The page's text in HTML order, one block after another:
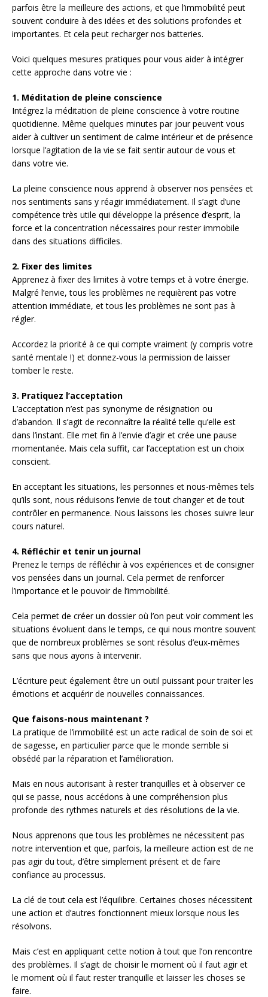
parfois être la meilleure des actions, et que l’immobilité peut
souvent conduire à des idées et des solutions profondes et
importantes. Et cela peut recharger nos batteries.
Voici quelques mesures pratiques pour vous aider à intégrer
cette approche dans votre vie :
1. Méditation de pleine conscience
Intégrez la méditation de pleine conscience à votre routine
quotidienne. Même quelques minutes par jour peuvent vous
aider à cultiver un sentiment de calme intérieur et de présence
lorsque l’agitation de la vie se fait sentir autour de vous et
dans votre vie.
La pleine conscience nous apprend à observer nos pensées et
nos sentiments sans y réagir immédiatement. Il s’agit d’une
compétence très utile qui développe la présence d’esprit, la
force et la concentration nécessaires pour rester immobile
dans des situations difficiles.
2. Fixer des limites
Apprenez à fixer des limites à votre temps et à votre énergie.
Malgré l’envie, tous les problèmes ne requièrent pas votre
attention immédiate, et tous les problèmes ne sont pas à
régler.
Accordez la priorité à ce qui compte vraiment (y compris votre
santé mentale !) et donnez-vous la permission de laisser
tomber le reste.
3. Pratiquez l’acceptation
L’acceptation n’est pas synonyme de résignation ou
d’abandon. Il s’agit de reconnaître la réalité telle qu’elle est
dans l’instant. Elle met fin à l’envie d’agir et crée une pause
momentanée. Mais cela suffit, car l’acceptation est un choix
conscient.
En acceptant les situations, les personnes et nous-mêmes tels
qu’ils sont, nous réduisons l’envie de tout changer et de tout
contrôler en permanence. Nous laissons les choses suivre leur
cours naturel.
4. Réfléchir et tenir un journal
Prenez le temps de réfléchir à vos expériences et de consigner
vos pensées dans un journal. Cela permet de renforcer
l’importance et le pouvoir de l’immobilité.
Cela permet de créer un dossier où l’on peut voir comment les
situations évoluent dans le temps, ce qui nous montre souvent
que de nombreux problèmes se sont résolus d’eux-mêmes
sans que nous ayons à intervenir.
L’écriture peut également être un outil puissant pour traiter les
émotions et acquérir de nouvelles connaissances.
Que faisons-nous maintenant ?
La pratique de l’immobilité est un acte radical de soin de soi et
de sagesse, en particulier parce que le monde semble si
obsédé par la réparation et l’amélioration.
Mais en nous autorisant à rester tranquilles et à observer ce
qui se passe, nous accédons à une compréhension plus
profonde des rythmes naturels et des résolutions de la vie.
Nous apprenons que tous les problèmes ne nécessitent pas
notre intervention et que, parfois, la meilleure action est de ne
pas agir du tout, d’être simplement présent et de faire
confiance au processus.
La clé de tout cela est l’équilibre. Certaines choses nécessitent
une action et d’autres fonctionnent mieux lorsque nous les
résolvons.
Mais c’est en appliquant cette notion à tout que l’on rencontre
des problèmes. Il s’agit de choisir le moment où il faut agir et
le moment où il faut rester tranquille et laisser les choses se
faire.